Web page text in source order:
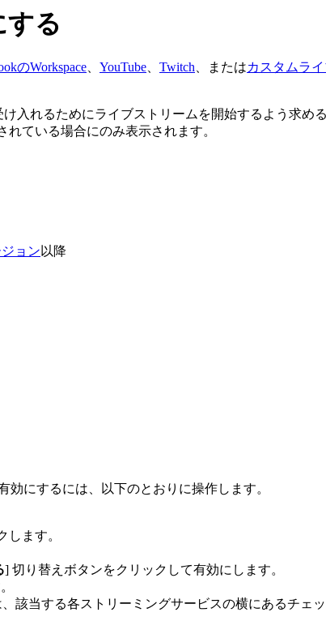
る
のWorkspace、 YouTube、 Twitch、またはカスタムラ
入れるためにライブストリームを開始するよう求め
ている場合にのみ表示されます。
ョン 以降
にするには、以下のとおりに操作します。
します。
] 切り替えボタンをクリックして有効にします。
当する各ストリーミングサービスの横にあるチェ